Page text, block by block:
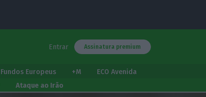
Entrar Assinatura premium
Fundos Europeus +M
ECO Avenida
Ataque ao Irão